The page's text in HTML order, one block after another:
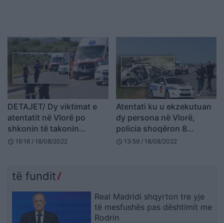
DETAJET/ Dy viktimat e
atentatit në Vlorë po
shkonin të takonin
Eduard Xhezon në burgun
schedule 16:16 / 18/08/2022
Atentati ku u ekzekutuan
dy persona në Vlorë,
policia shoqëron 8
persona, çfarë dyshohet
schedule 13:59 / 18/08/2022
të fundit
Real Madridi shqyrton tre yje
të mesfushës pas dështimit me
Rodrin